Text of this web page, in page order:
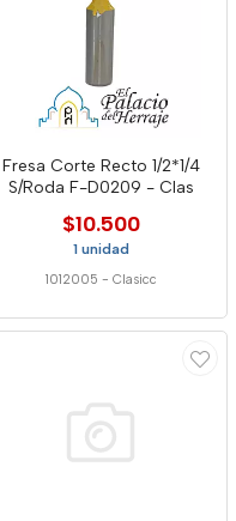
Fresa Corte Recto 1/2*1/4
S/Roda F-D0209 - Clas
$10.500
1 unidad
1012005 - Clasicc